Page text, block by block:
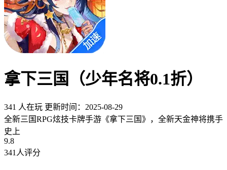
拿下三国（少年名将0.1折）
341 人在玩 更新时间：2025-08-29
全新三国RPG炫技卡牌手游《拿下三国》，全新天金神将携手
史上
9.8
341人评分